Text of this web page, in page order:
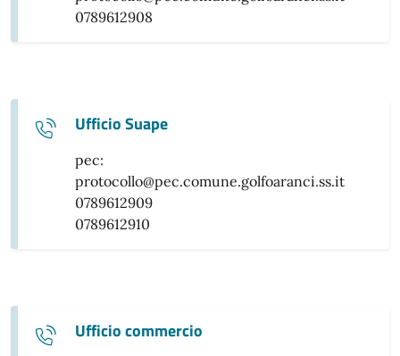
0789612908
Ufficio Suape
pec:
protocollo@pec.comune.golfoaranci.ss.it
0789612909
0789612910
Ufficio commercio